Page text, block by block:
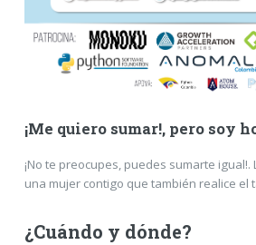
¡Me quiero sumar!, pero soy
¡No te preocupes, puedes sumarte igual!.
una mujer contigo que también realice el
¿Cuándo y dónde?